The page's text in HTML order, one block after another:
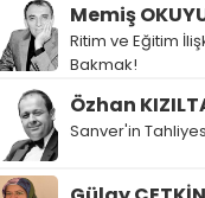
Memiş
Ritim ve Eğitim
Bakmak!
Özhan
Sanver'in